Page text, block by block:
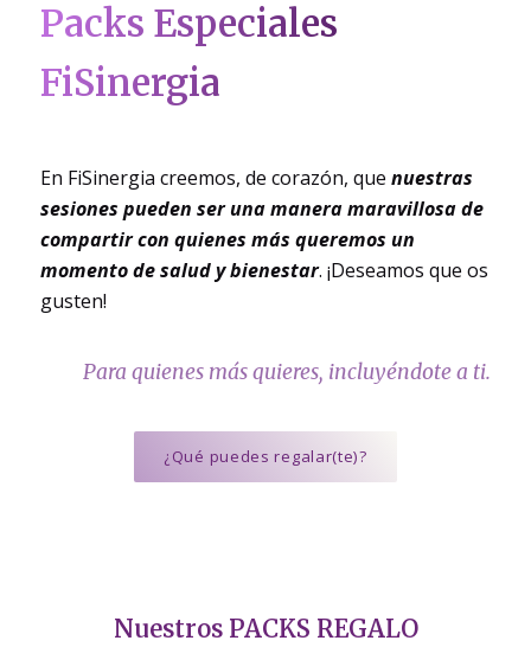
Packs Especiales
FiSinergia
En FiSinergia creemos, de corazón, quenuestras
sesiones pueden ser una manera maravillosa de
compartir con quienes más queremos un
momento de salud y bienestar. ¡Deseamos que os
gusten!
Para quienes más quieres, incluyéndote a ti.
¿Qué puedes regalar(te)?
Nuestros PACKS REGALO